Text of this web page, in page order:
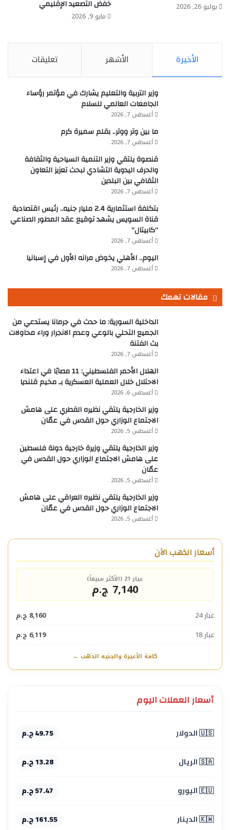
يوليو 26, 2026 خفض التصعيد الإقليمي
مايو 9, 2026
الأخيرة الأشهر تعليقات
وزير التربية والتعليم يشارك في مؤتمر رؤساء
الجامعات العالمي للسلام
أغسطس 7, 2026
ما بين وتر ووتر.. بقلم سميرة كرم
أغسطس 7, 2026
قنصوة يلتقي وزير التنمية السياحية والثقافة
والحرف اليدوية التشادي لبحث تعزيز التعاون
الثقافي بين البلدين
أغسطس 7, 2026
بتكلفة استثمارية 2.4 مليار جنيه.. رئيس اقتصادية
قناة السويس يشهد توقيع عقد المطور الصناعي
“كابيتال”
أغسطس 7, 2026
اليوم.. الأهلي يخوض مرانه الأول في إسبانيا
أغسطس 7, 2026
مقالات تهمك
الداخلية السورية: ما حدث في جرمانا يستدعي من
الجميع التحلي بالوعي وعدم الانجرار وراء محاولات
بث الفتنة
أغسطس 7, 2026
الهلال الأحمر الفلسطيني: 11 مصابًا في اعتداء
الاحتلال خلال العملية العسكرية بـ مخيم قلنديا
أغسطس 6, 2026
وزير الخارجية يلتقي نظيره القطري على هامش
الاجتماع الوزاري حول القدس في عمّان
أغسطس 5, 2026
وزير الخارجية يلتقي وزيرة خارجية دولة فلسطين
على هامش الاجتماع الوزاري حول القدس في
عمّان
أغسطس 5, 2026
وزير الخارجية يلتقي نظيره العراقي على هامش
الاجتماع الوزاري حول القدس في عمّان
أغسطس 5, 2026
أسعار الذهب الآن
عيار 21 (الأكثر مبيعاً)
7,140 ج.م
عيار 24
8,160 ج.م
عيار 18
6,119 ج.م
كافة الأعيرة والجنيه الذهب ←
أسعار العملات اليوم
🇺🇸 الدولار 49.75 ج.م
🇸🇦 الريال 13.28 ج.م
🇪🇺 اليورو 57.47 ج.م
🇰🇼 الدينار 161.55 ج.م